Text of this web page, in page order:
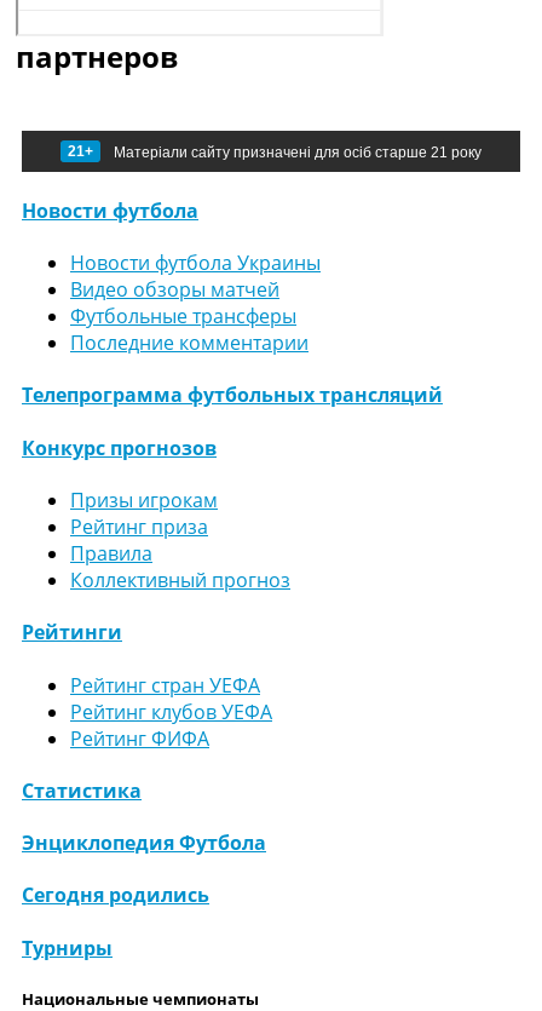
партнеров
21+ Матеріали сайту призначені для осіб старше 21 року
Новости футбола
Новости футбола Украины
Видео обзоры матчей
Футбольные трансферы
Последние комментарии
Телепрограмма футбольных трансляций
Конкурс прогнозов
Призы игрокам
Рейтинг приза
Правила
Коллективный прогноз
Рейтинги
Рейтинг стран УЕФА
Рейтинг клубов УЕФА
Рейтинг ФИФА
Статистика
Энциклопедия Футбола
Сегодня родились
Турниры
Национальные чемпионаты